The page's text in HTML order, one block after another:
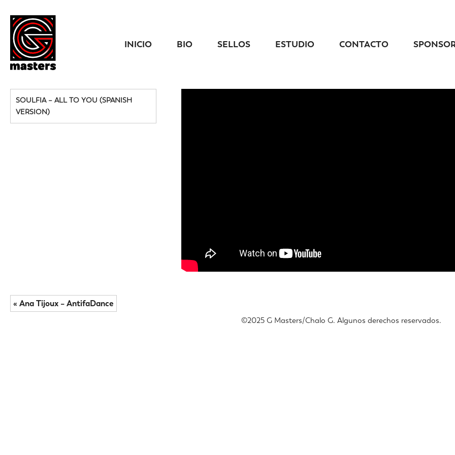
INICIO BIO SELLOS ESTUDIO CONTACTO
SOULFIA – ALL TO YOU (SPANISH
VERSION)
« Ana Tijoux – AntifaDance
©️2025 G Masters/Chalo G. Algunos derechos reservados.